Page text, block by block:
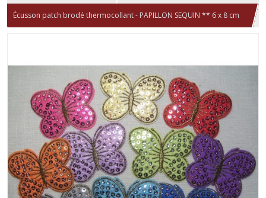
Écusson patch brodé thermocollant - PAPILLON SEQUIN ** 6 x 8 cm